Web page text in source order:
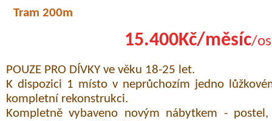
Tram 200m
15.400Kč/měsíc/
POUZE PRO DÍVKY ve věku 18-25 let.
K dispozici 1 místo v neprůchozím jedno
kompletní rekonstrukci.
Kompletně vybaveno novým nábytkem -